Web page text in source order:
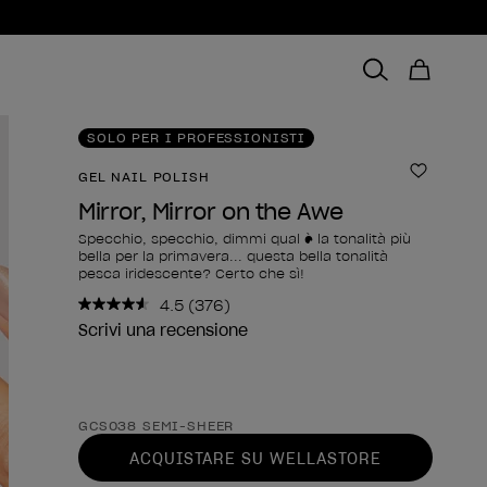
SOLO PER I PROFESSIONISTI
GEL NAIL POLISH
Mirror, Mirror on the Awe
Specchio, specchio, dimmi qual è la tonalità più
bella per la primavera... questa bella tonalità
pesca iridescente? Certo che sì!
4.5 Leggi
376
pagina.
(376)
Scrivi una recensione
Forma del prodotto
GCS038 SEMI-SHEER
ACQUISTARE SU WELLASTORE